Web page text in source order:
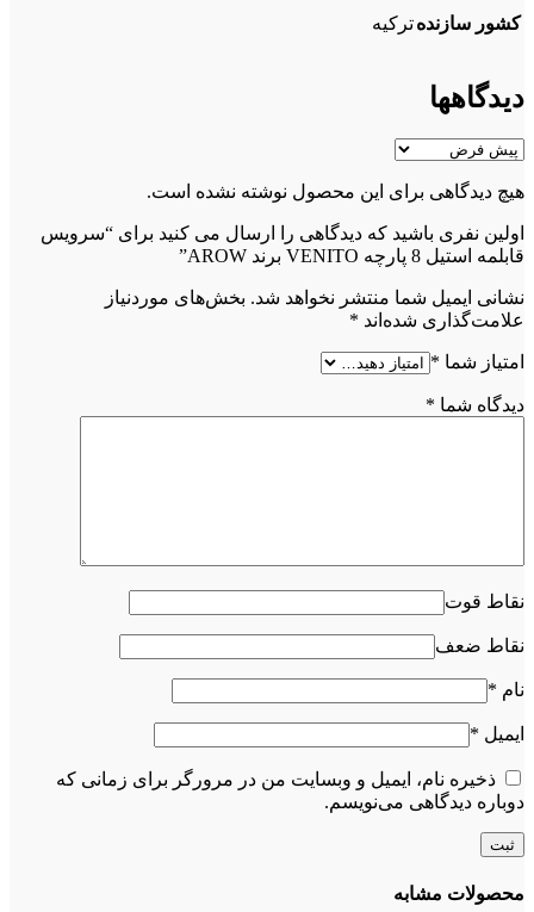
کشور سازندهترکیه
دیدگاهها
هیچ دیدگاهی برای این محصول نوشته نشده است.
اولین نفری باشید که دیدگاهی را ارسال می کنید برای “سرویس
قابلمه استیل 8 پارچه VENITO برند AROW”
نشانی ایمیل شما منتشر نخواهد شد. بخش‌های موردنیاز
علامت‌گذاری شده‌اند *
امتیاز شما *
دیدگاه شما *
نقاط قوت
نقاط ضعف
نام *
ایمیل *
ذخیره نام، ایمیل و وبسایت من در مرورگر برای زمانی که
دوباره دیدگاهی می‌نویسم.
محصولات مشابه